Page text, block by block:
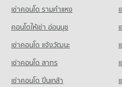
เช่าคอนโด รามคําแหง
คอนโดให้เช่า อ่อนนุช
เช่าคอนโด แจ้งวัฒนะ
เช่าคอนโด สาทร
เช่าคอนโด ปิ่นเกล้า